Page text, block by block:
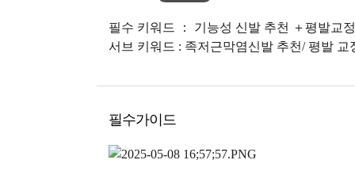
필수 키워드 ： 기능성 신발 추천 ＋평발교
서브 키워드 : 족저근막염신발 추천/ 평발
필수가이드